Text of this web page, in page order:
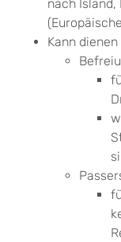
nach
Kann dienen